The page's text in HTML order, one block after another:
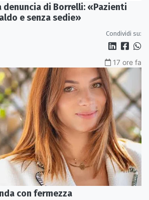
denuncia di Borrelli: «Pazienti
e senza sedie»
Condividi su:
17 ore fa
con fermezza